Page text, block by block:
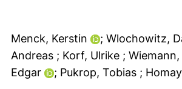
Menck, Kerstin ; Wlochowitz,
Andreas ; Korf, Ulrike ;
Edgar
; Pukrop, Tobias ;